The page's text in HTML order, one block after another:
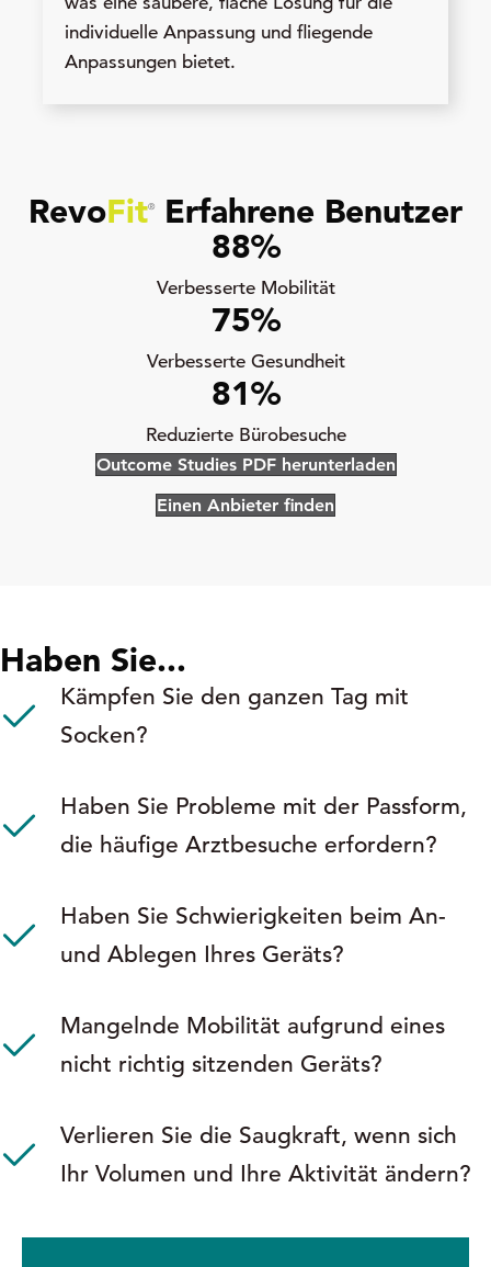
individuelle Anpassung und fliegende
Anpassungen bietet.
RevoFit®
Erfahrene Benutzer
88%
Verbesserte Mobilität
75%
Verbesserte Gesundheit
81%
Reduzierte Bürobesuche
Outcome Studies PDF herunterladen
Einen Anbieter finden
Haben Sie...
Kämpfen Sie den ganzen Tag mit
Socken?
Haben Sie Probleme mit der Passform,
die häufige Arztbesuche erfordern?
Haben Sie Schwierigkeiten beim An-
und Ablegen Ihres Geräts?
Mangelnde Mobilität aufgrund eines
nicht richtig sitzenden Geräts?
Verlieren Sie die Saugkraft, wenn sich
Ihr Volumen und Ihre Aktivität ändern?